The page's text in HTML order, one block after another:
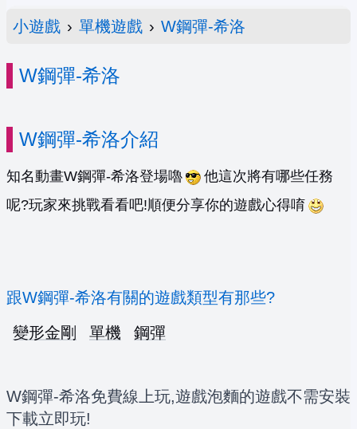
小遊戲 › 單機遊戲 › W鋼彈-希洛
W鋼彈-希洛
W鋼彈-希洛介紹
知名動畫W鋼彈-希洛登場嚕
他這次將有哪些任務
呢?玩家來挑戰看看吧!順便分享你的遊戲心得唷
跟W鋼彈-希洛有關的遊戲類型有那些?
變形金剛
單機 鋼彈
W鋼彈-希洛免費線上玩,遊戲泡麵的遊戲不需安裝
下載立即玩!